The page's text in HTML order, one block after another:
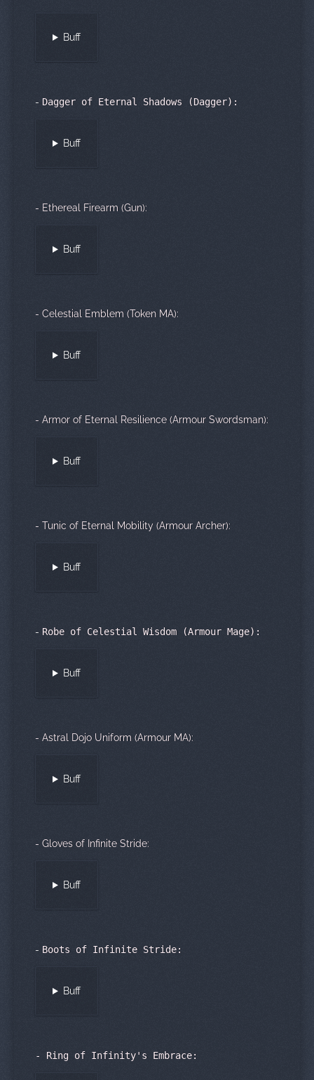
Buff
- Dagger of Eternal Shadows (Dagger):
Buff
- Ethereal Firearm (Gun):
Buff
- Celestial Emblem (Token MA):
Buff
- Armor of Eternal Resilience (Armour Swordsman):
Buff
- Tunic of Eternal Mobility (Armour Archer):
Buff
- Robe of Celestial Wisdom (Armour Mage):
Buff
- Astral Dojo Uniform (Armour MA):
Buff
- Gloves of Infinite Stride:
Buff
- Boots of Infinite Stride:
Buff
- Ring of Infinity's Embrace: